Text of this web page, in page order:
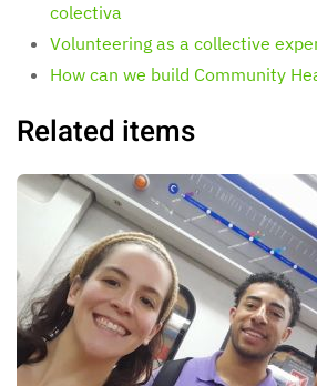
colectiva
Volunteering as a collective
How can we build Community
Related items